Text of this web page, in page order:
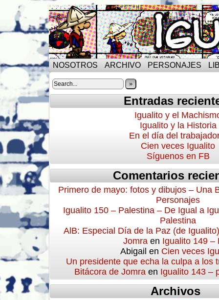
NOSOTROS ARCHIVO PERSONAJES
»
Entradas
Igualito y el
Igualito y la Historia
En el día del
Cien veces Igualito
Síguenos en FB
Comentarios
Primero de mayo: fotos y dibujos – Una
Personajes
Igualito 150 – Palestina – De Igual a
Palestina
AlB: Especial Día de la Paz (de
Jomra en Igualito 149 –
Abigail en Cien veces
Un presidente que echa la culpa a los
Bitácora de Jomra en Igualito 143 –
Archivos